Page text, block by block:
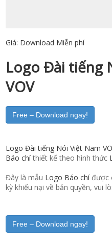
Giá: Download Miễn phí
Logo Đài tiếng
VOV
Free – Download ngay!
Logo Đài tiếng Nói Việt Nam
Báo chíthiết kế theo hình thức
Đây là mẫu Logo Báo chíđược
kỳ khiếu nại về bản quyền, vui
Free – Download ngay!